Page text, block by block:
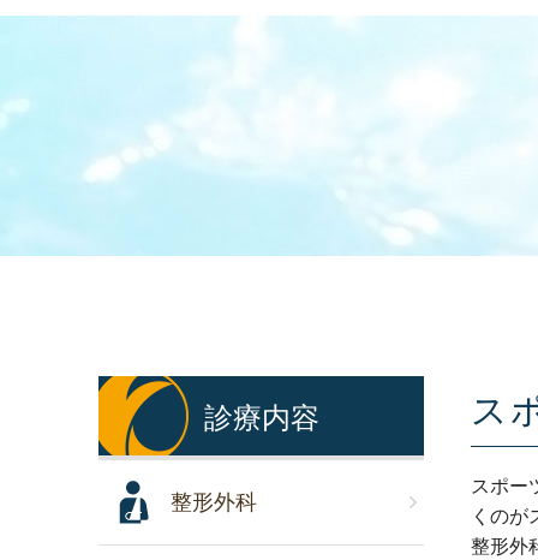
ス
スポー
くのが
整形外
診療内容
整形外科